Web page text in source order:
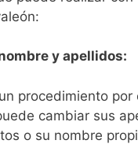
y apellidos:
procedimiento por
cambiar sus
o su nombre